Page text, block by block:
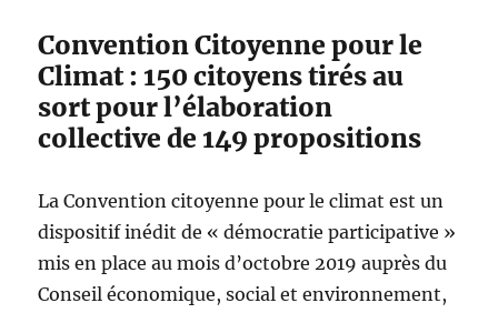
Convention Citoyenne pour le
Climat : 150 citoyens tirés au
sort pour l’élaboration
collective de 149 propositions
La Convention citoyenne pour le climat est un
dispositif inédit de « démocratie participative »
mis en place au mois d’octobre 2019 auprès du
Conseil économique, social et environnement,